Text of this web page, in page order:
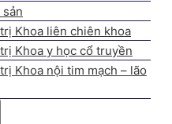
sản
Khoa liên chiên khoa
Khoa y học cổ truyền
Khoa nội tim mạch – lão